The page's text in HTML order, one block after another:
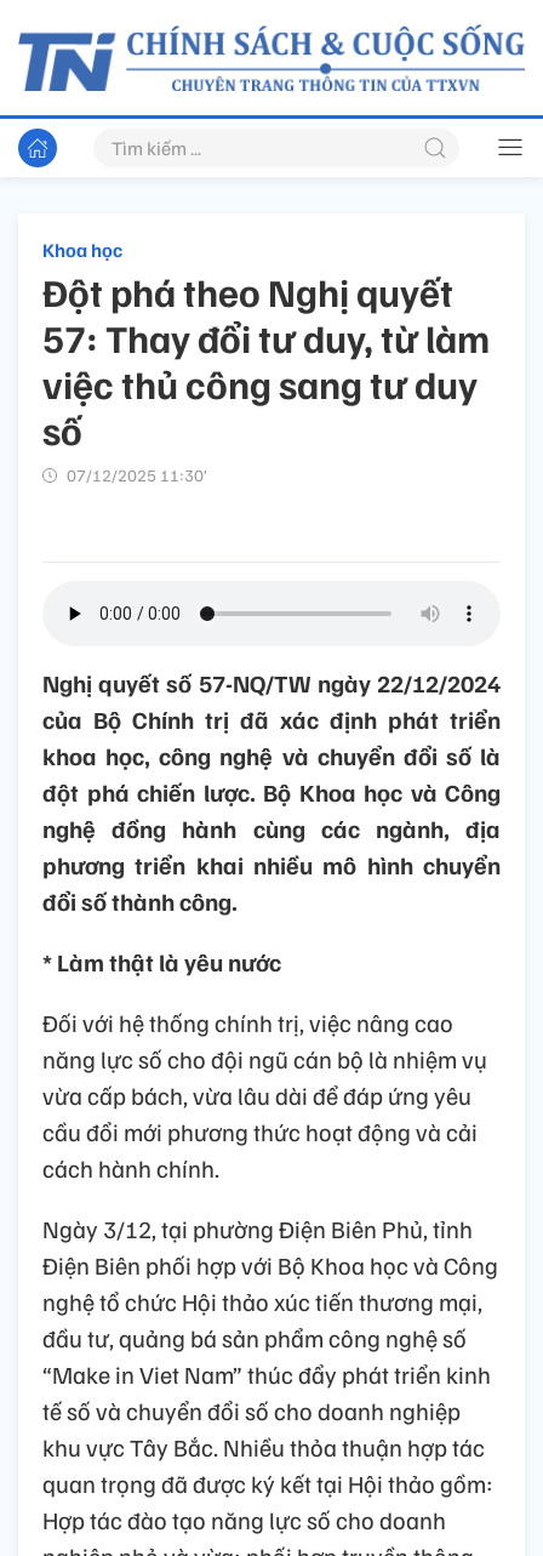
Khoa học
Đột phá theo Nghị quyết
57: Thay đổi tư duy, từ làm
việc thủ công sang tư duy
số
07/12/2025 11:30’
Nghị quyết số 57-NQ/TW ngày 22/12/2024
của Bộ Chính trị đã xác định phát triển
khoa học, công nghệ và chuyển đổi số là
đột phá chiến lược. Bộ Khoa học và Công
nghệ đồng hành cùng các ngành, địa
phương triển khai nhiều mô hình chuyển
đổi số thành công.
* Làm thật là yêu nước
Đối với hệ thống chính trị, việc nâng cao
năng lực số cho đội ngũ cán bộ là nhiệm vụ
vừa cấp bách, vừa lâu dài để đáp ứng yêu
cầu đổi mới phương thức hoạt động và cải
cách hành chính.
Ngày 3/12, tại phường Điện Biên Phủ, tỉnh
Điện Biên phối hợp với Bộ Khoa học và Công
nghệ tổ chức Hội thảo xúc tiến thương mại,
đầu tư, quảng bá sản phẩm công nghệ số
“Make in Viet Nam” thúc đẩy phát triển kinh
tế số và chuyển đổi số cho doanh nghiệp
khu vực Tây Bắc. Nhiều thỏa thuận hợp tác
quan trọng đã được ký kết tại Hội thảo gồm:
Hợp tác đào tạo năng lực số cho doanh